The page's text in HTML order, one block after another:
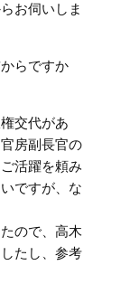
お伺いしま
らですか
交代があ
房副長官の
活躍を頼み
ですが、な
ので、高木
たし、参考